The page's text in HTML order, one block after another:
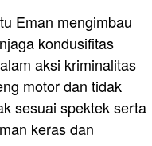
Eman mengimbau
kondusifitas
aksi kriminalitas
motor dan tidak
sesuai spektek serta
keras dan